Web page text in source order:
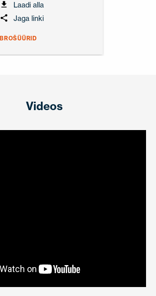
Laadi alla
Jaga linki
BROŠÜÜRID
Videos